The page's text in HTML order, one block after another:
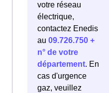
votre réseau
électrique,
contactez Enedis
au 09.726.750 +
n° de votre
département. En
cas d'urgence
gaz, veuillez